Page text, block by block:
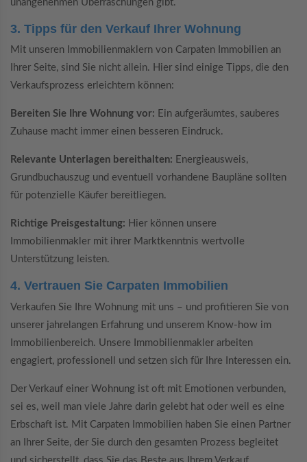
unangenehmen Überraschungen gibt.
3. Tipps für den Verkauf Ihrer Wohnung
Mit unseren Immobilienmaklern von Carpaten Immobilien an
Ihrer Seite, sind Sie nicht allein. Hier sind einige Tipps, die den
Verkaufsprozess erleichtern können:
Bereiten Sie Ihre Wohnung vor: Ein aufgeräumtes, sauberes
Zuhause macht immer einen besseren Eindruck.
Relevante Unterlagen bereithalten: Energieausweis,
Grundbuchauszug und eventuell vorhandene Baupläne sollten
für potenzielle Käufer bereitliegen.
Richtige Preisgestaltung: Hier können unsere
Immobilienmakler mit ihrer Marktkenntnis wertvolle
Unterstützung leisten.
4. Vertrauen Sie Carpaten Immobilien
Verkaufen Sie Ihre Wohnung mit uns – und profitieren Sie von
unserer jahrelangen Erfahrung und unserem Know-how im
Immobilienbereich. Unsere Immobilienmakler arbeiten
engagiert, professionell und setzen sich für Ihre Interessen ein.
Der Verkauf einer Wohnung ist oft mit Emotionen verbunden,
sei es, weil man viele Jahre darin gelebt hat oder weil es eine
Erbschaft ist. Mit Carpaten Immobilien haben Sie einen Partner
an Ihrer Seite, der Sie durch den gesamten Prozess begleitet